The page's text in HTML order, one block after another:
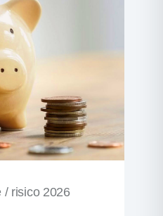
/ risico 2026